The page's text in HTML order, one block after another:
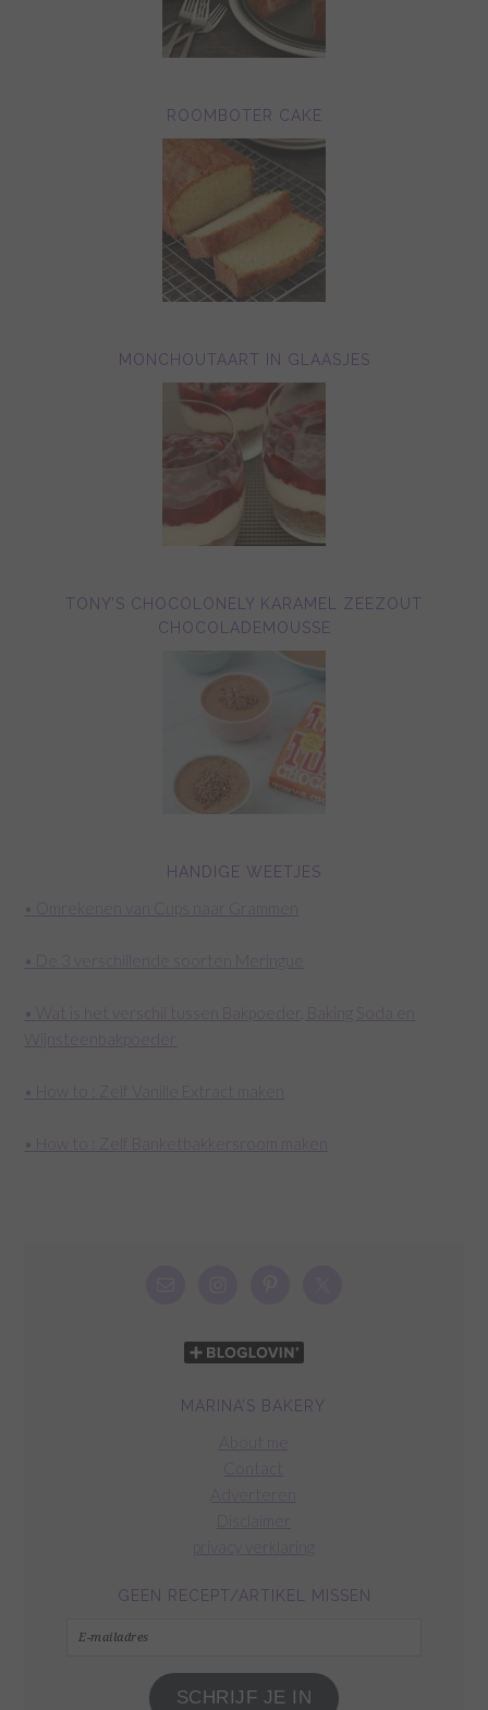
ROOMBOTER CAKE
MONCHOUTAART IN GLAASJES
TONY’S CHOCOLONELY KARAMEL ZEEZOUT
CHOCOLADEMOUSSE
HANDIGE WEETJES
• Omrekenen van Cups naar Grammen
• De 3 verschillende soorten Meringue
• Wat is het verschil tussen Bakpoeder, Baking Soda en
• How to : Zelf Vanille Extract maken
• How to : Zelf Banketbakkersroom maken
MARINA’S BAKERY
GEEN RECEPT/ARTIKEL MISSEN
SCHRIJF JE IN